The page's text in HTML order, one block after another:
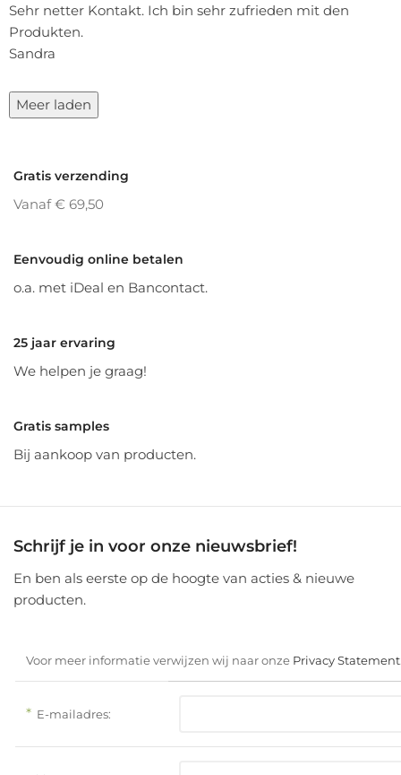
Sehr netter Kontakt. Ich bin sehr zufrieden mit den
Produkten.
Sandra
Meer laden
Gratis verzending
Vanaf € 69,50
Eenvoudig online betalen
o.a. met iDeal en Bancontact.
25 jaar ervaring
We helpen je graag!
Gratis samples
Bij aankoop van producten.
Schrijf je in voor onze nieuwsbrief!
En ben als eerste op de hoogte van acties & nieuwe
producten.
Voor meer informatie verwijzen wij naar onze Privacy Statement
* E-mailadres: